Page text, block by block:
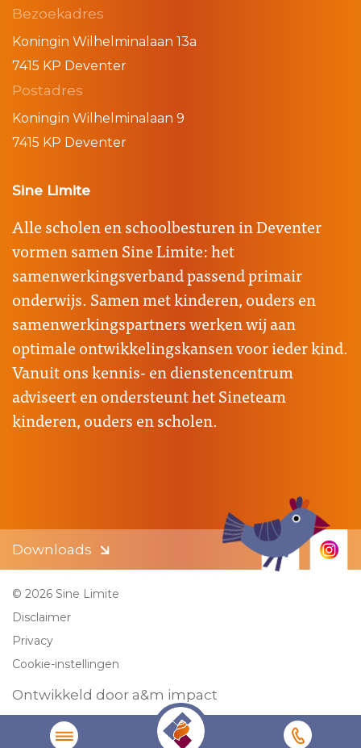
Bezoekadres
Koningin Wilhelminalaan 13a
7415 KP Deventer
Postadres
Koningin Wilhelminalaan 9
7415 KP Deventer
Sine Limite
Alle scholen en schoolbesturen in Deventer
vormen samen Sine Limite: het
samenwerkingsverband passend primair
onderwijs. Samen met kinderen, ouders en
samenwerkingspartners werken wij aan
optimale ontwikkelingskansen voor ieder kind.
Vanuit ons kennis- en dienstencentrum
adviseert en ondersteunt het Sineteam
kinderen, ouders en scholen.
Downloads
© 2026 Sine Limite
Disclaimer
Privacy
Cookie-instellingen
Ontwikkeld door a&m impact